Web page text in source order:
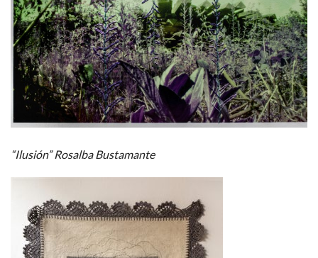
“Ilusión” Rosalba Bustamante